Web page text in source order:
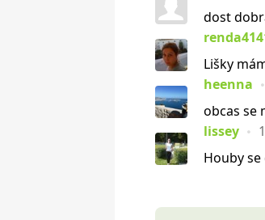
dost
Lišky
heenna
obcas se
lissey
Houby